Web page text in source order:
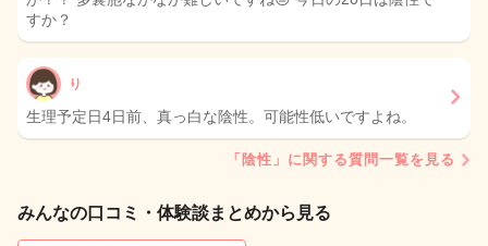
すか？
り
生理予定日4日前、真っ白な陰性。可能性低いですよね。
「陰性」に関する質問一覧を見る
みんなの口コミ・体験談まとめから見る